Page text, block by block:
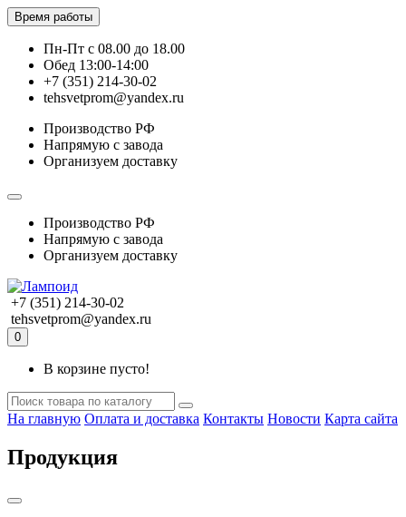
Время работы
Пн-Пт с 08.00 до 18.00
Обед 13:00-14:00
+7 (351) 214-30-02
tehsvetprom@yandex.ru
Производство РФ
Напрямую с завода
Организуем доставку
Производство РФ
Напрямую с завода
Организуем доставку
+7 (351) 214-30-02
tehsvetprom@yandex.ru
0
В корзине пусто!
На главную Оплата и доставка Контакты Новости Карта сайта
Продукция